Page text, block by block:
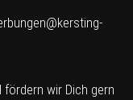
fördern wir Dich gern